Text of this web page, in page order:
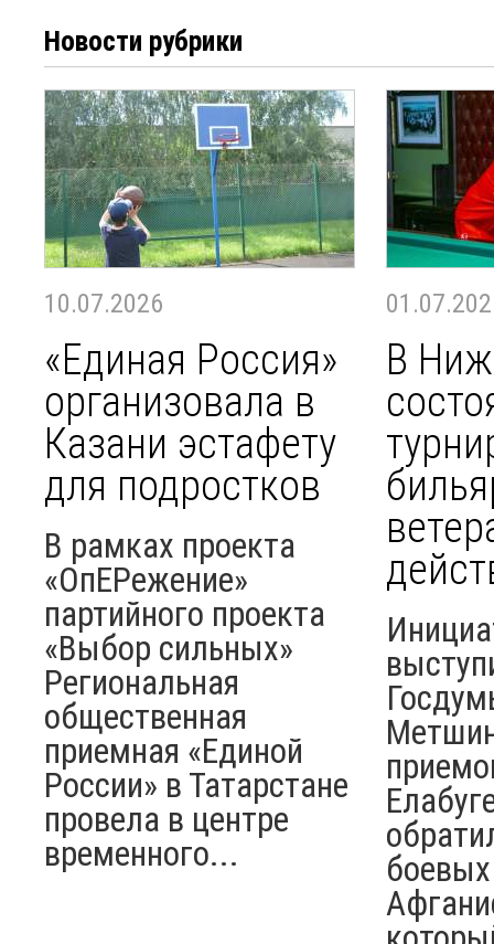
Новости рубрики
10.07.2026
«Единая Россия»
организовала в
Казани эстафету
для подростков
В рамках проекта
«ОпЕРежение»
партийного проекта
«Выбор сильных»
Региональная
общественная
приемная «Единой
России» в Татарстане
провела в центре
временного...
В